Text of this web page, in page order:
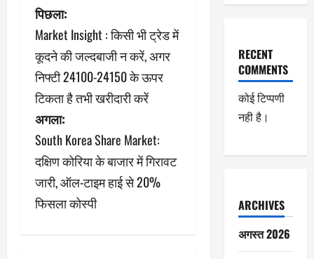
पो
स्ट
ने
वि
गे
श
न
पिछला:
Market Insight : किसी भी ट्रेड में
कूदने की जल्दबाजी न करें, अगर
निफ्टी 24100-24150 के ऊपर
टिकता है तभी खरीदारी करें
अगला:
South Korea Share Market:
दक्षिण कोरिया के बाजार में गिरावट
जारी, ऑल-टाइम हाई से 20%
फिसला कोस्पी
RECENT
COMMENTS
कोई टिप्पणी
नही है।
ARCHIVES
अगस्त 2026